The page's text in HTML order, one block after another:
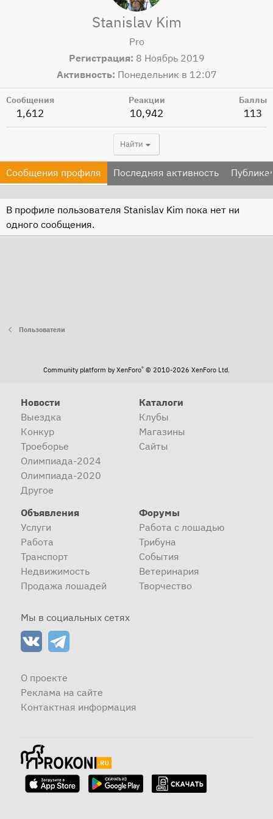
Stanislav Kim
Pro
Регистрация 8 Ноябрь 2019
Активность Понедельник в 12:07
Сообщения
1,612
Реакции
10,942
Баллы
113
Найти
Сообщения профиля Последняя активность
В профиле пользователя Stanislav Kim пока нет ни
одного сообщения.
Пользователи
Community platform by XenForo® © 2010-2026 XenForo Ltd.
Новости
Выездка
Конкур
Троеборье
Олимпиада-2024
Олимпиада-2020
Другое
Каталоги
Клубы
Магазины
Сайты
Объявления
Услуги
Работа
Транспорт
Недвижимость
Продажа лошадей
Форумы
Работа с лошадью
Трибуна
События
Ветеринария
Творчество
Мы в социальных сетях
О проекте
Реклама на сайте
Контактная информация